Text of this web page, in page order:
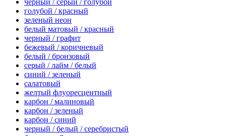
голубой / красный
зеленый неон
белый матовый / красный
черный / графит
бежевый / коричневый
белый / бронзовый
серый / лайм / белый
синий / зеленый
салатовый
желтый флуоресцентный
карбон / малиновый
карбон / зеленый
карбон / синий
черный / белый / серебристый